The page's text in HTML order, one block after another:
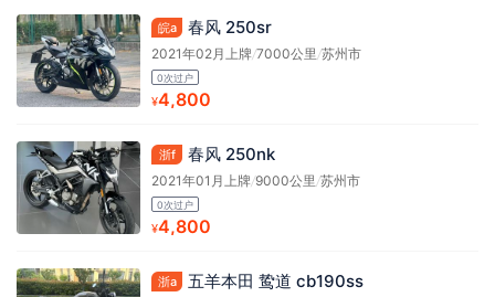
皖a 春风 250sr
2021年02月上牌/7000公里/苏州市
0次过户
¥4,800
浙f 春风 250nk
2021年01月上牌/9000公里 /苏州市
0次过户
¥4,800
浙a 五羊本田 鸷道 cb190ss